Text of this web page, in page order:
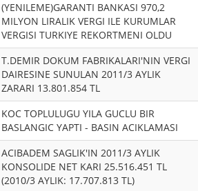
(YENILEME)GARANTI BANKASI 970,2
MILYON LIRALIK VERGI ILE KURUMLAR
VERGISI TURKIYE REKORTMENI OLDU
T.DEMIR DOKUM FABRIKALARI'NIN VERGI
DAIRESINE SUNULAN 2011/3 AYLIK
ZARARI 13.801.854 TL
KOC TOPLULUGU YILA GUCLU BIR
BASLANGIC YAPTI - BASIN ACIKLAMASI
ACIBADEM SAGLIK'IN 2011/3 AYLIK
KONSOLIDE NET KARI 25.516.451 TL
(2010/3 AYLIK: 17.707.813 TL)